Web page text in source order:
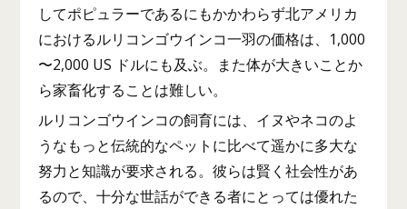
してポピュラーであるにもかかわらず北アメリカ
におけるルリコンゴウインコ一羽の価格は、1,000
〜2,000 US ドルにも及ぶ。また体が大きいことか
ら家畜化することは難しい。
ルリコンゴウインコの飼育には、イヌやネコのよ
うなもっと伝統的なペットに比べて遥かに多大な
努力と知識が要求される。彼らは賢く社会性があ
るので、十分な世話ができる者にとっては優れた